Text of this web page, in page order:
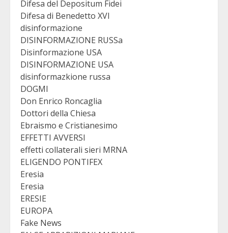
Difesa del Depositum Fidei
Difesa di Benedetto XVI
disinformazione
DISINFORMAZIONE RUSSa
Disinformazione USA
DISINFORMAZIONE USA
disinformazkione russa
DOGMI
Don Enrico Roncaglia
Dottori della Chiesa
Ebraismo e Cristianesimo
EFFETTI AVVERSI
effetti collaterali sieri MRNA
ELIGENDO PONTIFEX
Eresia
Eresia
ERESIE
EUROPA
Fake News